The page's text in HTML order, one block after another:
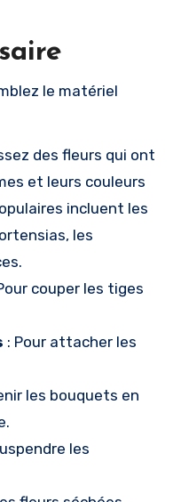
le matériel
des fleurs qui ont
et leurs couleurs
incluent les
les
couper les tiges
: Pour attacher les
les bouquets en
les